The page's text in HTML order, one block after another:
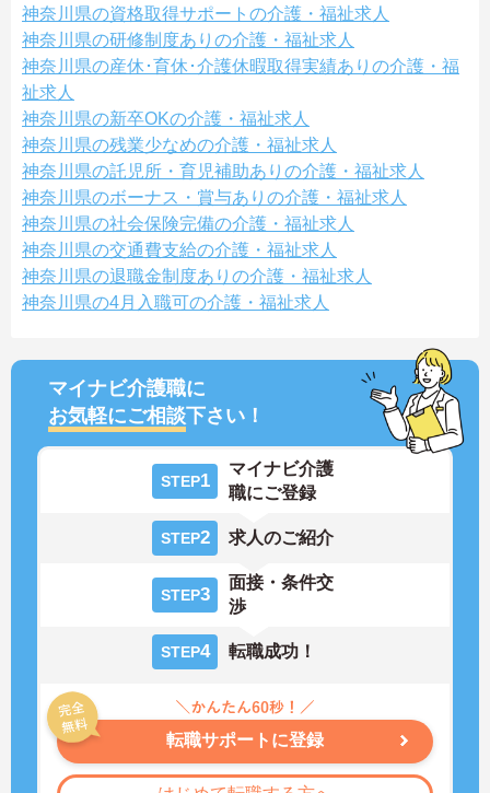
神奈川県の資格取得サポートの介護・福祉求人
神奈川県の研修制度ありの介護・福祉求人
神奈川県の産休･育休･介護休暇取得実績ありの介護・福
祉求人
神奈川県の新卒OKの介護・福祉求人
神奈川県の残業少なめの介護・福祉求人
神奈川県の託児所・育児補助ありの介護・福祉求人
神奈川県のボーナス・賞与ありの介護・福祉求人
神奈川県の社会保険完備の介護・福祉求人
神奈川県の交通費支給の介護・福祉求人
神奈川県の退職金制度ありの介護・福祉求人
神奈川県の4月入職可の介護・福祉求人
マイナビ介護職に
お気軽にご相談下さい！
STEP1
マイナビ介護
職にご登録
STEP2 求人のご紹介
STEP3
面接・条件交
渉
STEP4 転職成功！
転職サポートに登録